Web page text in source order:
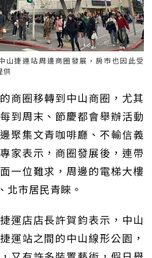
山捷運站周邊商圈發展，房市也因此受
供
商圈移轉到中山商圈，尤其
到周末、節慶都會舉辦活動
聚集文青咖啡廳、不輸信義
家表示，商圈發展後，連帶
一位難求，周邊的電梯大樓
北市居民青睞。
運店店長許賀鈞表示，中山
運站之間的中山線形公園，